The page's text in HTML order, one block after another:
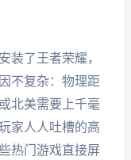
装了王者荣耀，
不复杂：物理距
北美需要上千毫
家人人吐槽的高
热门游戏直接屏